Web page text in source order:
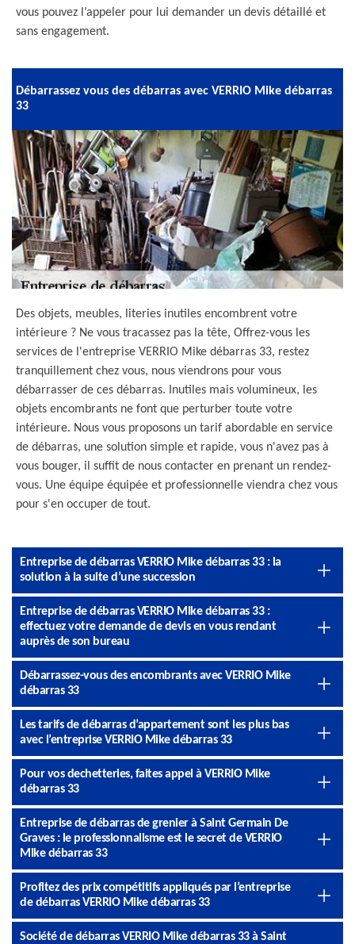
vous pouvez l’appeler pour lui demander un devis détaillé et
sans engagement.
Débarrassez vous des débarras avec VERRIO Mike débarras
33
Des objets, meubles, literies inutiles encombrent votre
intérieure ? Ne vous tracassez pas la tête, Offrez-vous les
services de l'entreprise VERRIO Mike débarras 33, restez
tranquillement chez vous, nous viendrons pour vous
débarrasser de ces débarras. Inutiles mais volumineux, les
objets encombrants ne font que perturber toute votre
intérieure. Nous vous proposons un tarif abordable en service
de débarras, une solution simple et rapide, vous n'avez pas à
vous bouger, il suffit de nous contacter en prenant un rendez-
vous. Une équipe équipée et professionnelle viendra chez vous
pour s'en occuper de tout.
Entreprise de débarras VERRIO Mike débarras 33 : la
solution à la suite d’une succession
Entreprise de débarras VERRIO Mike débarras 33 :
effectuez votre demande de devis en vous rendant
auprès de son bureau
Débarrassez-vous des encombrants avec VERRIO Mike
débarras 33
Les tarifs de débarras d’appartement sont les plus bas
avec l’entreprise VERRIO Mike débarras 33
Pour vos dechetteries, faites appel à VERRIO Mike
débarras 33
Entreprise de débarras de grenier à Saint Germain De
Graves : le professionnalisme est le secret de VERRIO
Mike débarras 33
Profitez des prix compétitifs appliqués par l’entreprise
de débarras VERRIO Mike débarras 33
Société de débarras VERRIO Mike débarras 33 à Saint